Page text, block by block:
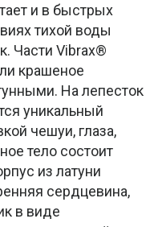
и в быстрых
тихой воды
Части Vibrax®
крашеное
На лепесток
уникальный
чешуи, глаза,
тело состоит
из латуни
сердцевина,
в виде